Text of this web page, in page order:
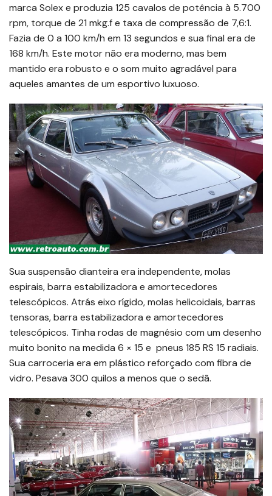
marca Solex e produzia 125 cavalos de potência à 5.700
rpm, torque de 21 mkg.f e taxa de compressão de 7,6:1.
Fazia de 0 a 100 km/h em 13 segundos e sua final era de
168 km/h. Este motor não era moderno, mas bem
mantido era robusto e o som muito agradável para
aqueles amantes de um esportivo luxuoso.
Sua suspensão dianteira era independente, molas
espirais, barra estabilizadora e amortecedores
telescópicos. Atrás eixo rígido, molas helicoidais, barras
tensoras, barra estabilizadora e amortecedores
telescópicos. Tinha rodas de magnésio com um desenho
muito bonito na medida 6 × 15 e pneus 185 RS 15 radiais.
Sua carroceria era em plástico reforçado com fibra de
vidro. Pesava 300 quilos a menos que o sedã.